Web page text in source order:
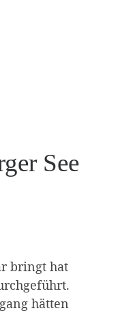
See
bringt hat
hätten